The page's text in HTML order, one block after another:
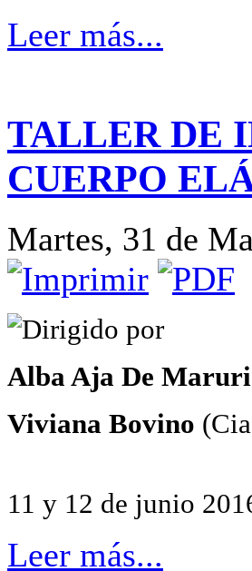
Leer más...
TALLER DE
CUERPO
Martes, 31 de
Dirigido por
Alba Aja De Maruri
Viviana Bovino
11 y 12 de junio
Leer más...